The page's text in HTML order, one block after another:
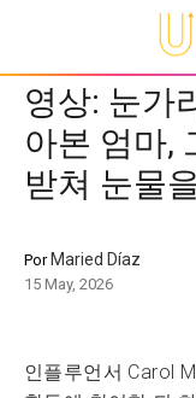
영상: 눈가
아본 엄마,
받쳐 눈물
Por Maried Díaz
15 May, 2026
인플루언서 Carol